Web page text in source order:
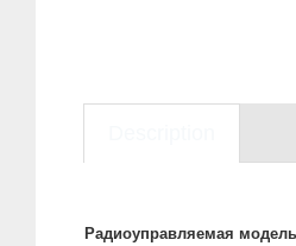
Радиоуправляемая